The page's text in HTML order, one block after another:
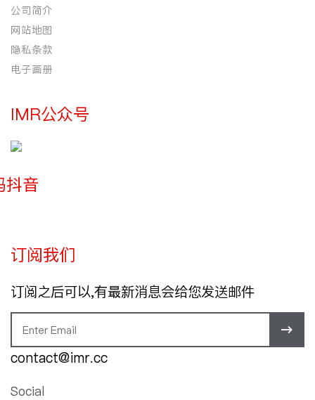
公司简介
网站地图
隐私条款
电子画册
IMR公众号
抖音
订阅我们
订阅之后可以,有最新消息会给您发送邮件
contact@imr.cc
Social